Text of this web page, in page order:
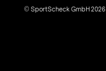
© SportScheck GmbH 2026